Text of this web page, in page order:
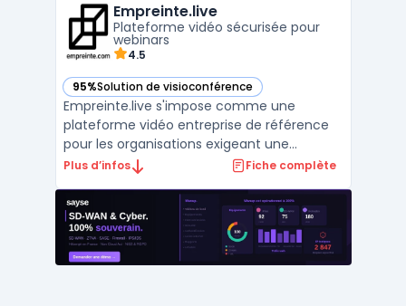
coûts. Ce service permet de déployer des
outil ...
Empreinte.live
Plateforme vidéo sécurisée pour
webinars
4.5
95%Solution de visioconférence
— voir Empreinte.live dans cette catégorie
Empreinte.live s'impose comme une
plateforme vidéo entreprise de référence
pour les organisations exigeant une
sécurité absolue. Cette solution française
cycle de vie des contenus médias, de la
captation à la diffusion. Grâce à son
infrastructure robuste, ell ...
Plus d’infos Fiche complète